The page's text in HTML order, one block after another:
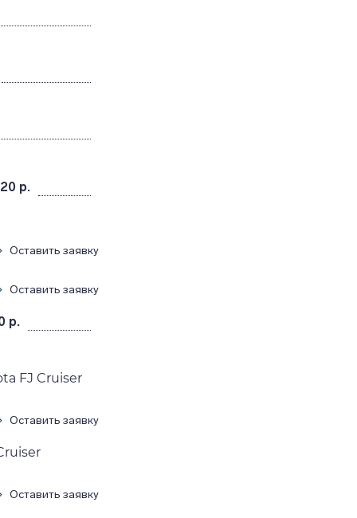
р.
Оставить заявку
Оставить заявку
р.
FJ Cruiser
Оставить заявку
Оставить заявку